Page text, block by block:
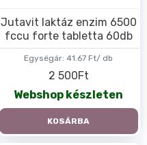
Egységár: 41.67 Ft/ db
Jutavit laktáz enzim 6500
fccu forte tabletta 60db
2 500Ft
Webshop készleten
KOSÁRBA